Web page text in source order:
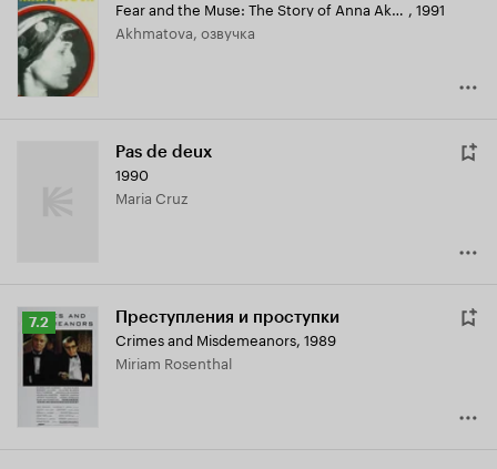
Fear and the Muse: The Story of Anna Akhmatova , 1991
Akhmatova, озвучка
Pas de deux
1990
Maria Cruz
Рейтинг
Кинопоиска
7.2
7.2 Преступления и проступки
Crimes and Misdemeanors, 1989
Miriam Rosenthal